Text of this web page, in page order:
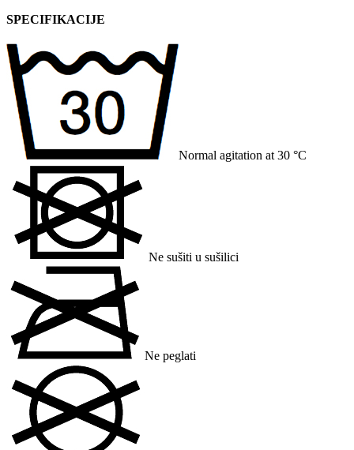
SPECIFIKACIJE
Normal agitation at 30 °C
Ne sušiti u sušilici
Ne peglati